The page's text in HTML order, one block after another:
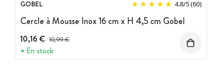
GOBEL 4.8/5(60)
Cercle à Mousse Inox 16 cm x H 4,5 cm Gobel
10,16 € Prix avant réduction :
10,99 €
En stock